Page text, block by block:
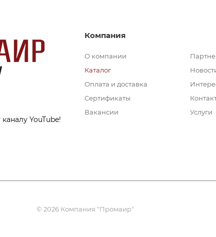
YouTube!
Компания
О компании
Каталог
Оплата и доставка
Сертификаты
Вакансии
Услуги
© 2026 Компания "Промаир"